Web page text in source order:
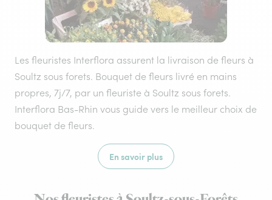
Les fleuristes Interflora assurent la livraison de fleurs à
Soultz sous forets. Bouquet de fleurs livré en mains
propres, 7j/7, par un fleuriste à Soultz sous forets.
Interflora Bas-Rhin vous guide vers le meilleur choix de
bouquet de fleurs.
En savoir plus